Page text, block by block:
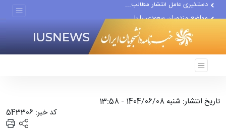
مواضع مزدوران سعودی را با...
تاریخ انتشار: شنبه 1404/06/08 - 13:58
کد خبر: 543306